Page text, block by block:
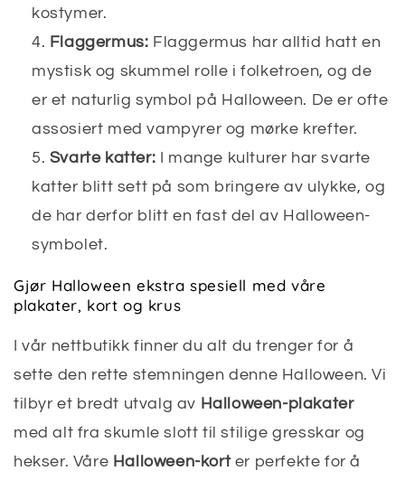
kostymer.
Flaggermus: Flaggermus har alltid hatt en
mystisk og skummel rolle i folketroen, og de
er et naturlig symbol på Halloween. De er ofte
assosiert med vampyrer og mørke krefter.
Svarte katter: I mange kulturer har svarte
katter blitt sett på som bringere av ulykke, og
de har derfor blitt en fast del av Halloween-
symbolet.
Gjør Halloween ekstra spesiell med våre
plakater, kort og krus
I vår nettbutikk finner du alt du trenger for å
sette den rette stemningen denne Halloween. Vi
tilbyr et bredt utvalg av Halloween-plakater
med alt fra skumle slott til stilige gresskar og
hekser. Våre Halloween-korter perfekte for å